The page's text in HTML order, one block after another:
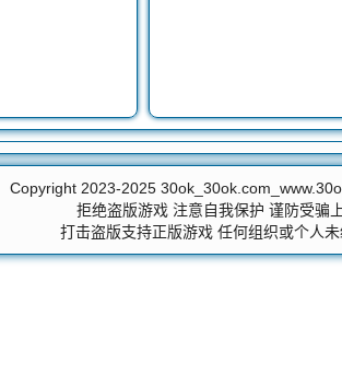
Copyright 2023-2025
拒绝盗版游戏 注意自我保护 谨防受骗
打击盗版支持正版游戏 任何组织或个人